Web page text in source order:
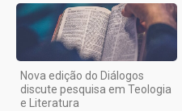
Nova edição do Diálogos
discute pesquisa em Teologia
e Literatura